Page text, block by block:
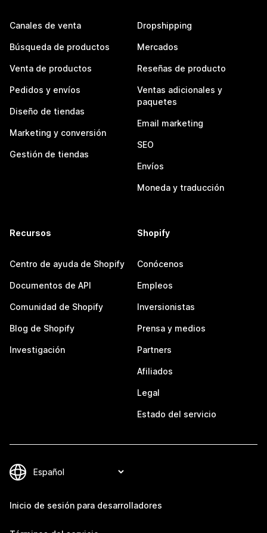
Canales de venta
Búsqueda de productos
Venta de productos
Pedidos y envíos
Diseño de tiendas
Marketing y conversión
Gestión de tiendas
Dropshipping
Mercados
Reseñas de producto
Ventas adicionales y
paquetes
Email marketing
SEO
Envíos
Moneda y traducción
Recursos
Centro de ayuda de Shopify
Documentos de API
Comunidad de Shopify
Blog de Shopify
Investigación
Shopify
Conócenos
Empleos
Inversionistas
Prensa y medios
Partners
Afiliados
Legal
Estado del servicio
Inicio de sesión para desarrolladores